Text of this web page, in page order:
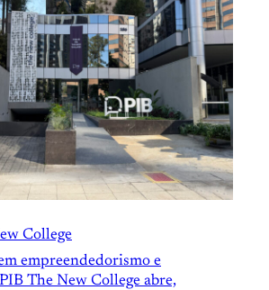
College
empreendedorismo e
The New College abre,